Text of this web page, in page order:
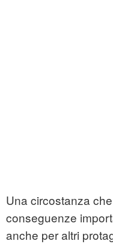
Una circostanza
conseguenze
anche per altri